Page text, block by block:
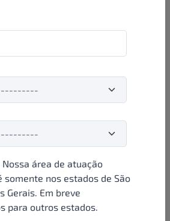
Nossa área de atuação
nos estados de São
Gerais. Em breve
para outros estados.
e ofertas direto das indústrias de
plataforma. E o melhor: você continua
parceiros e encontra novos
cada vez com mais praticidade e